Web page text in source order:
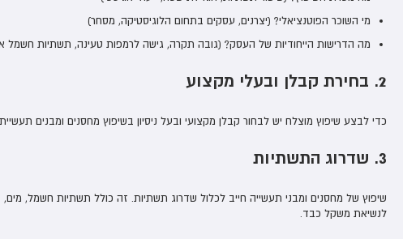
מי השוכר הפוטנציאלי? (יצרנים, עסקים בתחום הלוגיסטיקה, מסחר)
מה הדרישות הייחודיות של העסק? (גובה תקרה, גישה לרמפות טעינה, תשתיות חשמל
2. בחירת קבלן ובעלי מקצוע
כדי לבצע שיפוץ מוצלח יש לבחור קבלן מקצועי ובעל ניסיון בשיפוץ מחסנים ומבנים
3. שדרוג התשתיות
שיפוץ של מחסנים ומבני תעשייה חייב לכלול שדרוג תשתיות. זה כולל תשתיות חשמל, מים,
לנשיאת משקל כבד.